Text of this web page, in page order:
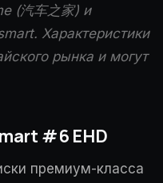
(汽车之家) и
Характеристики
рынка и могут
#6 EHD
премиум-класса